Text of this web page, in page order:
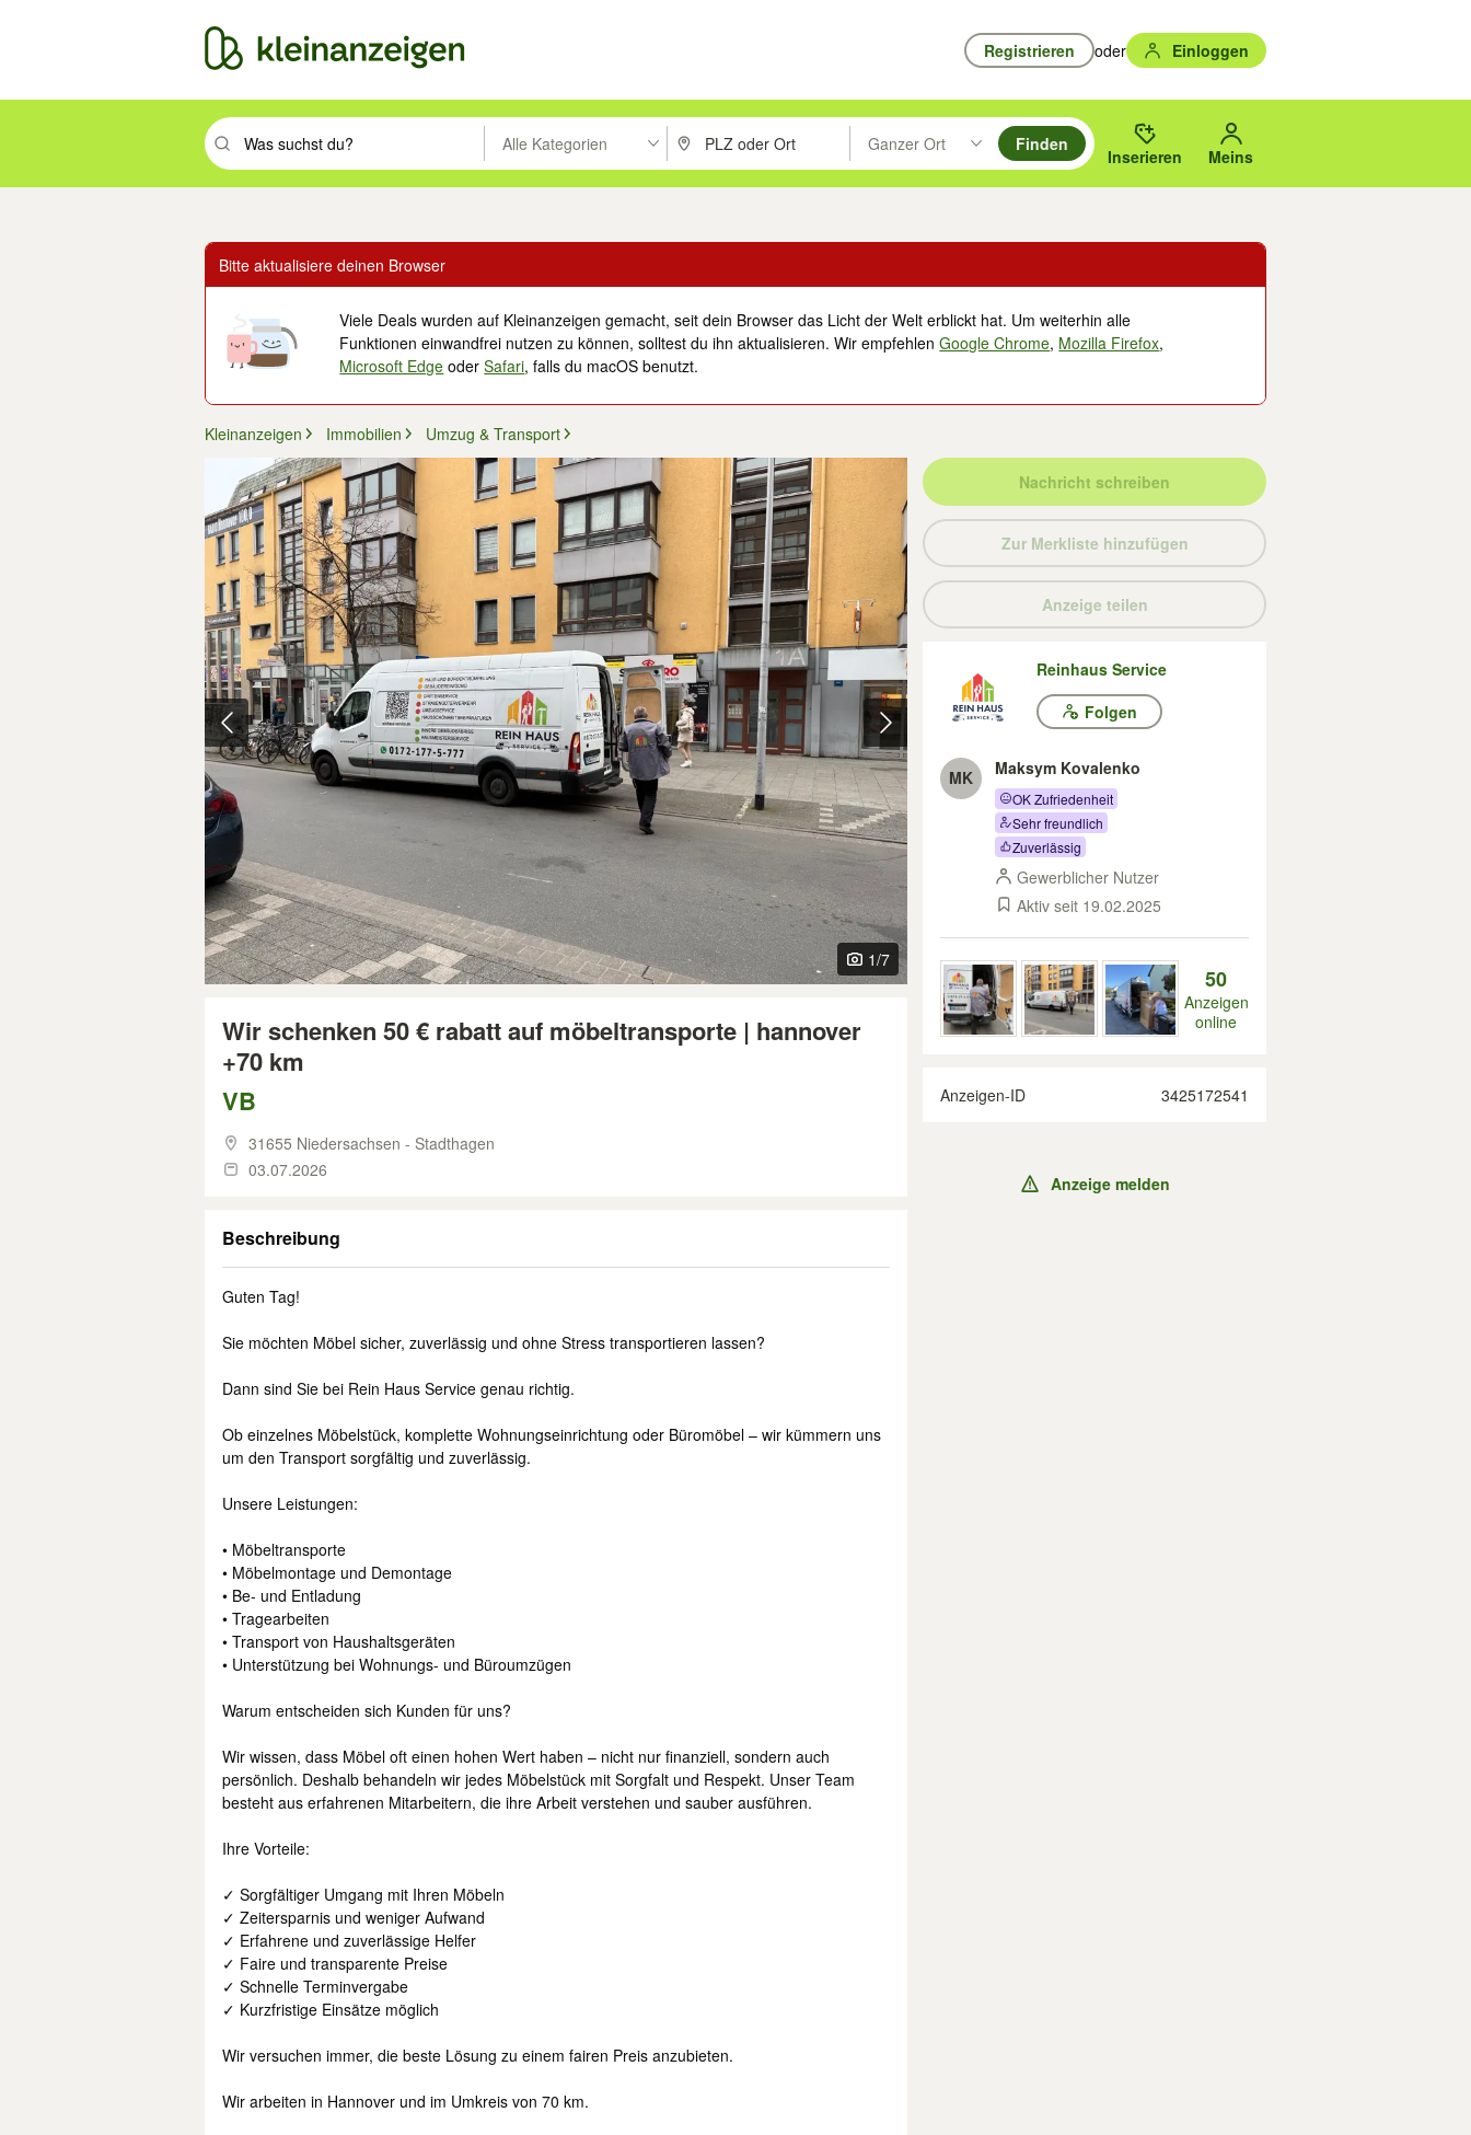
Registrieren oder Einloggen
Suchbegriff eingeben. Eingabetaste drücken um zu suchen, oder Vorschläge mit den Pfeiltasten nach oben/unten durchsuchen und mit Eingabetaste auswählen.
Alle Kategorien PLZ oder Ort eingeben. Eingabetaste drücken um zu suchen, oder Vorschläge mit den Pfeiltasten nach oben/
Ganzer Ort
Suche im Umkreis des gewählten Orts oder PLZ.
Finden
Inserieren Meins
Bitte aktualisiere deinen Browser
Viele Deals wurden auf Kleinanzeigen gemacht, seit dein Browser das Licht der Welt erblickt hat. Um weiterhin alle
Funktionen einwandfrei nutzen zu können, solltest du ihn aktualisieren. Wir empfehlenGoogle Chrome, Mozilla Firefox,
Microsoft Edge oderSafari, falls du macOS benutzt.
Kleinanzeigen Immobilien Umzug & Transport
1/7
Wir schenken 50 € rabatt auf möbeltransporte | hannover
+70 km
VB
31655 Niedersachsen - Stadthagen
03.07.2026
Beschreibung
Guten Tag!
Sie möchten Möbel sicher, zuverlässig und ohne Stress transportieren lassen?
Dann sind Sie bei Rein Haus Service genau richtig.
Ob einzelnes Möbelstück, komplette Wohnungseinrichtung oder Büromöbel – wir kümmern uns
um den Transport sorgfältig und zuverlässig.
Unsere Leistungen:
• Möbeltransporte
• Möbelmontage und Demontage
• Be- und Entladung
• Tragearbeiten
• Transport von Haushaltsgeräten
• Unterstützung bei Wohnungs- und Büroumzügen
Warum entscheiden sich Kunden für uns?
Wir wissen, dass Möbel oft einen hohen Wert haben – nicht nur finanziell, sondern auch
persönlich. Deshalb behandeln wir jedes Möbelstück mit Sorgfalt und Respekt. Unser Team
besteht aus erfahrenen Mitarbeitern, die ihre Arbeit verstehen und sauber ausführen.
Ihre Vorteile:
✓ Sorgfältiger Umgang mit Ihren Möbeln
✓ Zeitersparnis und weniger Aufwand
✓ Erfahrene und zuverlässige Helfer
✓ Faire und transparente Preise
✓ Schnelle Terminvergabe
✓ Kurzfristige Einsätze möglich
Wir versuchen immer, die beste Lösung zu einem fairen Preis anzubieten.
Wir arbeiten in Hannover und im Umkreis von 70 km.
Nachricht schreiben
Zur Merkliste hinzufügen
Anzeige teilen
Reinhaus Service
Folgen
MK Maksym Kovalenko
OK Zufriedenheit
Sehr freundlich
Zuverlässig
Gewerblicher Nutzer
Aktiv seit 19.02.2025
50
Anzeigen
online
Anzeigen-ID 3425172541
Anzeige melden